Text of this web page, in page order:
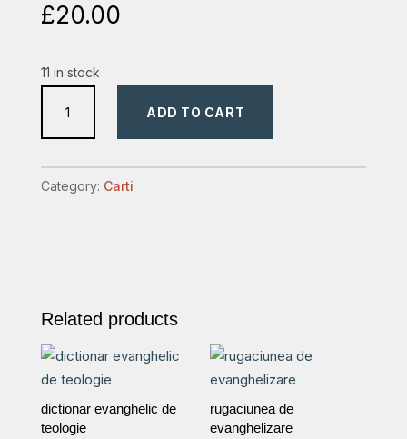
£20.00
11 in stock
Iudaice
ADD TO CART
Category: Carti
Related products
dictionar evanghelic de
teologie
rugaciunea de
evanghelizare